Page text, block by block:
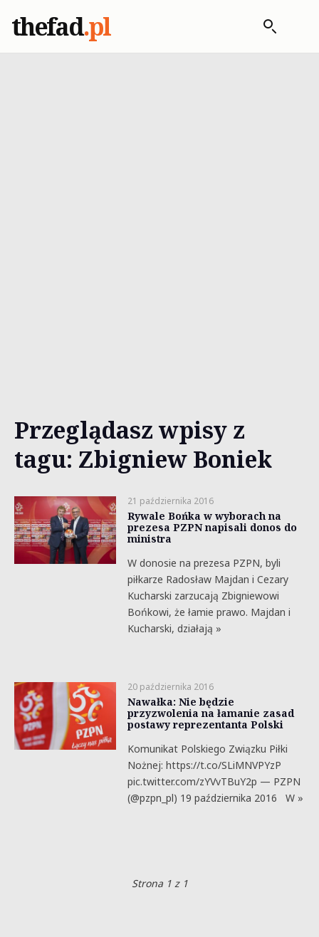
thefad.pl
Przeglądasz wpisy z
tagu: Zbigniew Boniek
21 października 2016
Rywale Bońka w wyborach na
prezesa PZPN napisali donos do
ministra
W donosie na prezesa PZPN, byli
piłkarze Radosław Majdan i Cezary
Kucharski zarzucają Zbigniewowi
Bońkowi, że łamie prawo. Majdan i
Kucharski, działają »
20 października 2016
Nawałka: Nie będzie
przyzwolenia na łamanie zasad
postawy reprezentanta Polski
Komunikat Polskiego Związku Piłki
Nożnej: https://t.co/SLiMNVPYzP
pic.twitter.com/zYVvTBuY2p — PZPN
(@pzpn_pl) 19 października 2016 W »
Strona 1 z 1